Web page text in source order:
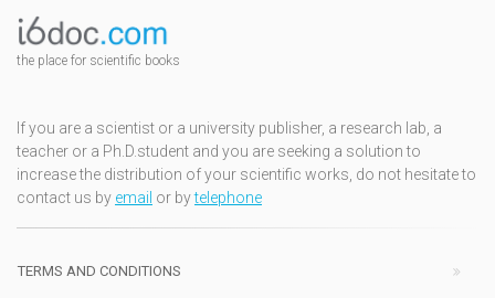
the place for scientific books
If you are a scientist or a university publisher, a research lab, a
teacher or a Ph.D.student and you are seeking a solution to
increase the distribution of your scientific works, do not hesitate to
contact us by email or bytelephone
TERMS AND CONDITIONS